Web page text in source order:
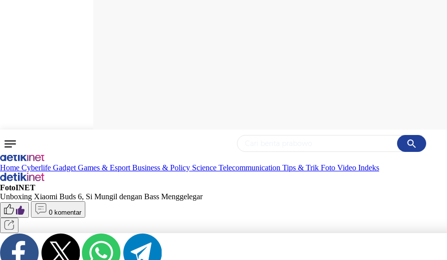
Cancel
Yang sedang ramai dicari
Home Cyberlife Gadget Games & Esport Business & Policy Science Telecommunication Tips & Trik Foto Video Indeks
FotoINET
Unboxing Xiaomi Buds 6, Si Mungil dengan Bass Menggelegar
0 komentar